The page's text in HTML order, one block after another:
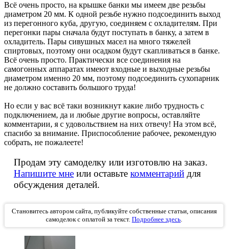
Всё очень просто, на крышке банки мы имеем две резьбы
диаметром 20 мм. К одной резьбе нужно подсоединить выход
из перегонного куба, другую, соединяем с охладителям. При
перегонки пары сначала будут поступать в банку, а затем в
охладитель. Пары сивушных масел на много тяжелей
спиртовых, поэтому они осадком будут скапливаться в банке.
Всё очень просто. Практически все соединения на
самогонных аппаратах имеют входные и выходные резьбы
диаметром именно 20 мм, поэтому подсоединить сухопарник
не должно составить большого труда!
Но если у вас всё таки возникнут какие либо трудность с
подключением, да и любые другие вопросы, оставляйте
комментарии, я с удовольствием на них отвечу! На этом всё,
спасибо за внимание. Приспособление рабочее, рекомендую
собрать, не пожалеете!
Продам эту самоделку или изготовлю на заказ.
Напишите мне или оставьте комментарий для
обсуждения деталей.
Становитесь автором сайта, публикуйте собственные статьи, описания
самоделок с оплатой за текст. Подробнее здесь.